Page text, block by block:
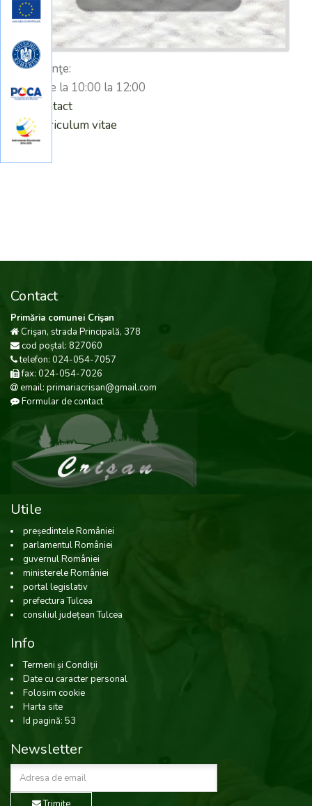
Contact
Primăria comunei Crişan
Crişan, strada Principală, 378
cod poștal: 827060
telefon: 024-054-7057
fax: 024-054-7026
email: primariacrisan@gmail.com
Formular de contact
Utile
președintele României
parlamentul României
guvernul României
ministerele României
portal legislativ
prefectura Tulcea
consiliul județean Tulcea
Info
Termeni și Condiții
Date cu caracter personal
Folosim cookie
Harta site
Id pagină: 53
Newsletter